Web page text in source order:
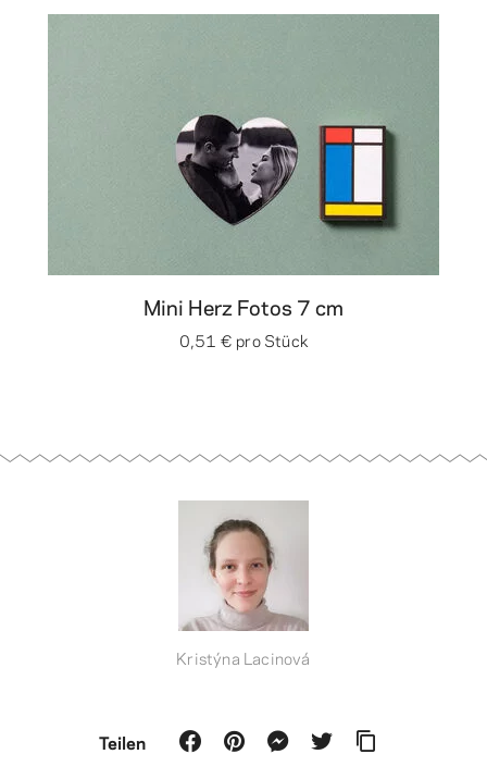
Mini Herz Fotos 7 cm
0,51 € pro Stück
Kristýna Lacinová
Teilen